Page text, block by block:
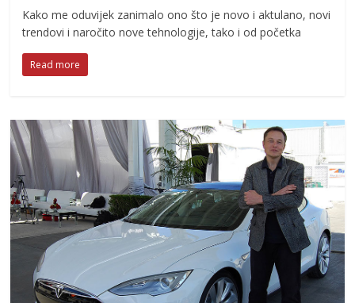
Kako me oduvijek zanimalo ono što je novo i aktulano, novi
trendovi i naročito nove tehnologije, tako i od početka
Read more